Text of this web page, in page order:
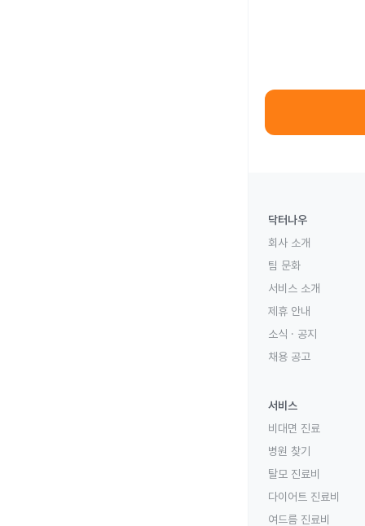
닥터나우
회사 소개
팀 문화
서비스 소개
제휴 안내
소식 · 공지
채용 공고
서비스
비대면 진료
병원 찾기
탈모 진료비
다이어트 진료비
여드름 진료비